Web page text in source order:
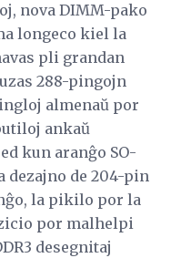
nova DIMM-pako
longeco kiel la
pli grandan
288-pingojn
almenaŭ por
ankaŭ
kun aranĝo SO-
dezajno de 204-pin
la pikilo por la
por malhelpi
desegnitaj